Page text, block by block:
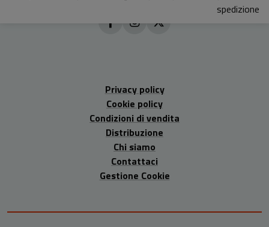
spedizione
Privacy policy
Cookie policy
Condizioni di vendita
Distribuzione
Chi siamo
Contattaci
Gestione Cookie